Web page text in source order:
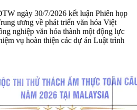
ngày 30/7/2026 kết luận Phiên họp
ương về phát triển văn hóa Việt
nghiệp văn hóa thành một động lực
vụ hoàn thiện các dự án Luật trình